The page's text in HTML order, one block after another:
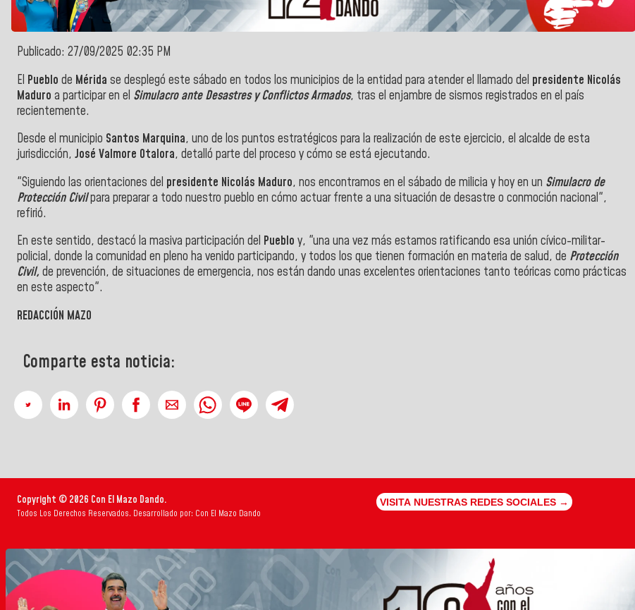
Publicado: 27/09/2025 02:35 PM
El Pueblo de Mérida se desplegó este sábado en todos los municipios de la entidad para atender el llamado del presidente Nicolás
Maduro a participar en el Simulacro ante Desastres y Conflictos Armados, tras el enjambre de sismos registrados en el país
recientemente.
Desde el municipio Santos Marquina, uno de los puntos estratégicos para la realización de este ejercicio, el alcalde de esta
jurisdicción, José Valmore Otalora, detalló parte del proceso y cómo se está ejecutando.
"Siguiendo las orientaciones del presidente Nicolás Maduro, nos encontramos en el sábado de milicia y hoy en un Simulacro de
Protección Civilpara preparar a todo nuestro pueblo en cómo actuar frente a una situación de desastre o conmoción nacional",
refirió.
En este sentido, destacó la masiva participación del Pueblo y, "una una vez más estamos ratificando esa unión cívico-militar-
policial, donde la comunidad en pleno ha venido participando, y todos los que tienen formación en materia de salud, de Protección
Civil, de prevención, de situaciones de emergencia, nos están dando unas excelentes orientaciones tanto teóricas como prácticas
en este aspecto".
REDACCIÓN MAZO
Comparte esta noticia:
Copyright © 2026 Con El Mazo Dando.
Todos Los Derechos Reservados. Desarrollado por: Con El Mazo Dando
VISITA NUESTRAS REDES SOCIALES →